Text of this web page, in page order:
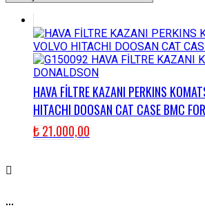
HAVA FİLTRE KAZANI PERKINS
HITACHI DOOSAN CAT CASE BMC
₺21.000,00
...